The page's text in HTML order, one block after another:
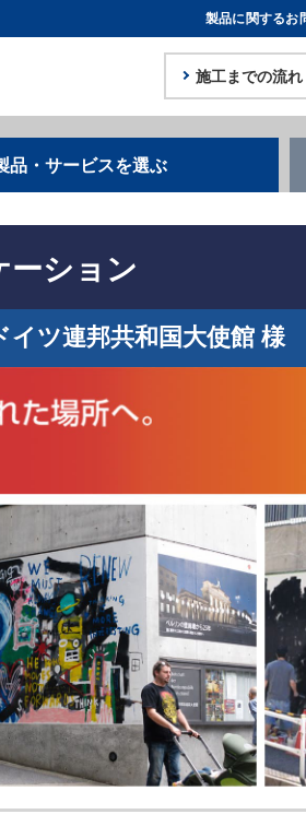
製品に関するお
施工までの流れ
品・サービスを選ぶ
ーション
イツ連邦共和国大使館 様